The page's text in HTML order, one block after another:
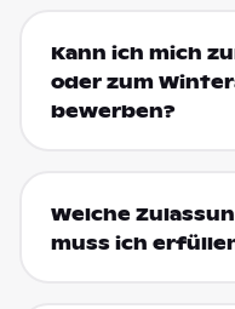
Kann ich mich
oder zum
bewerben?
Welche
muss ich